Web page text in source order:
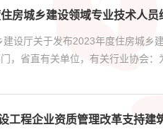
房城乡建设领域专业技术人
设厅关于发布2023年度住房城乡
，省直有关单位，有关行业协会
工程企业资质管理改革支持建